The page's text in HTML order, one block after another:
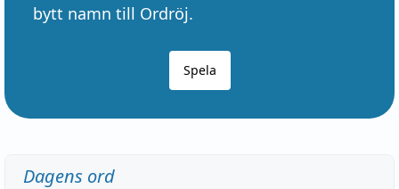
bytt namn till Ordröj.
Spela
Dagens ord